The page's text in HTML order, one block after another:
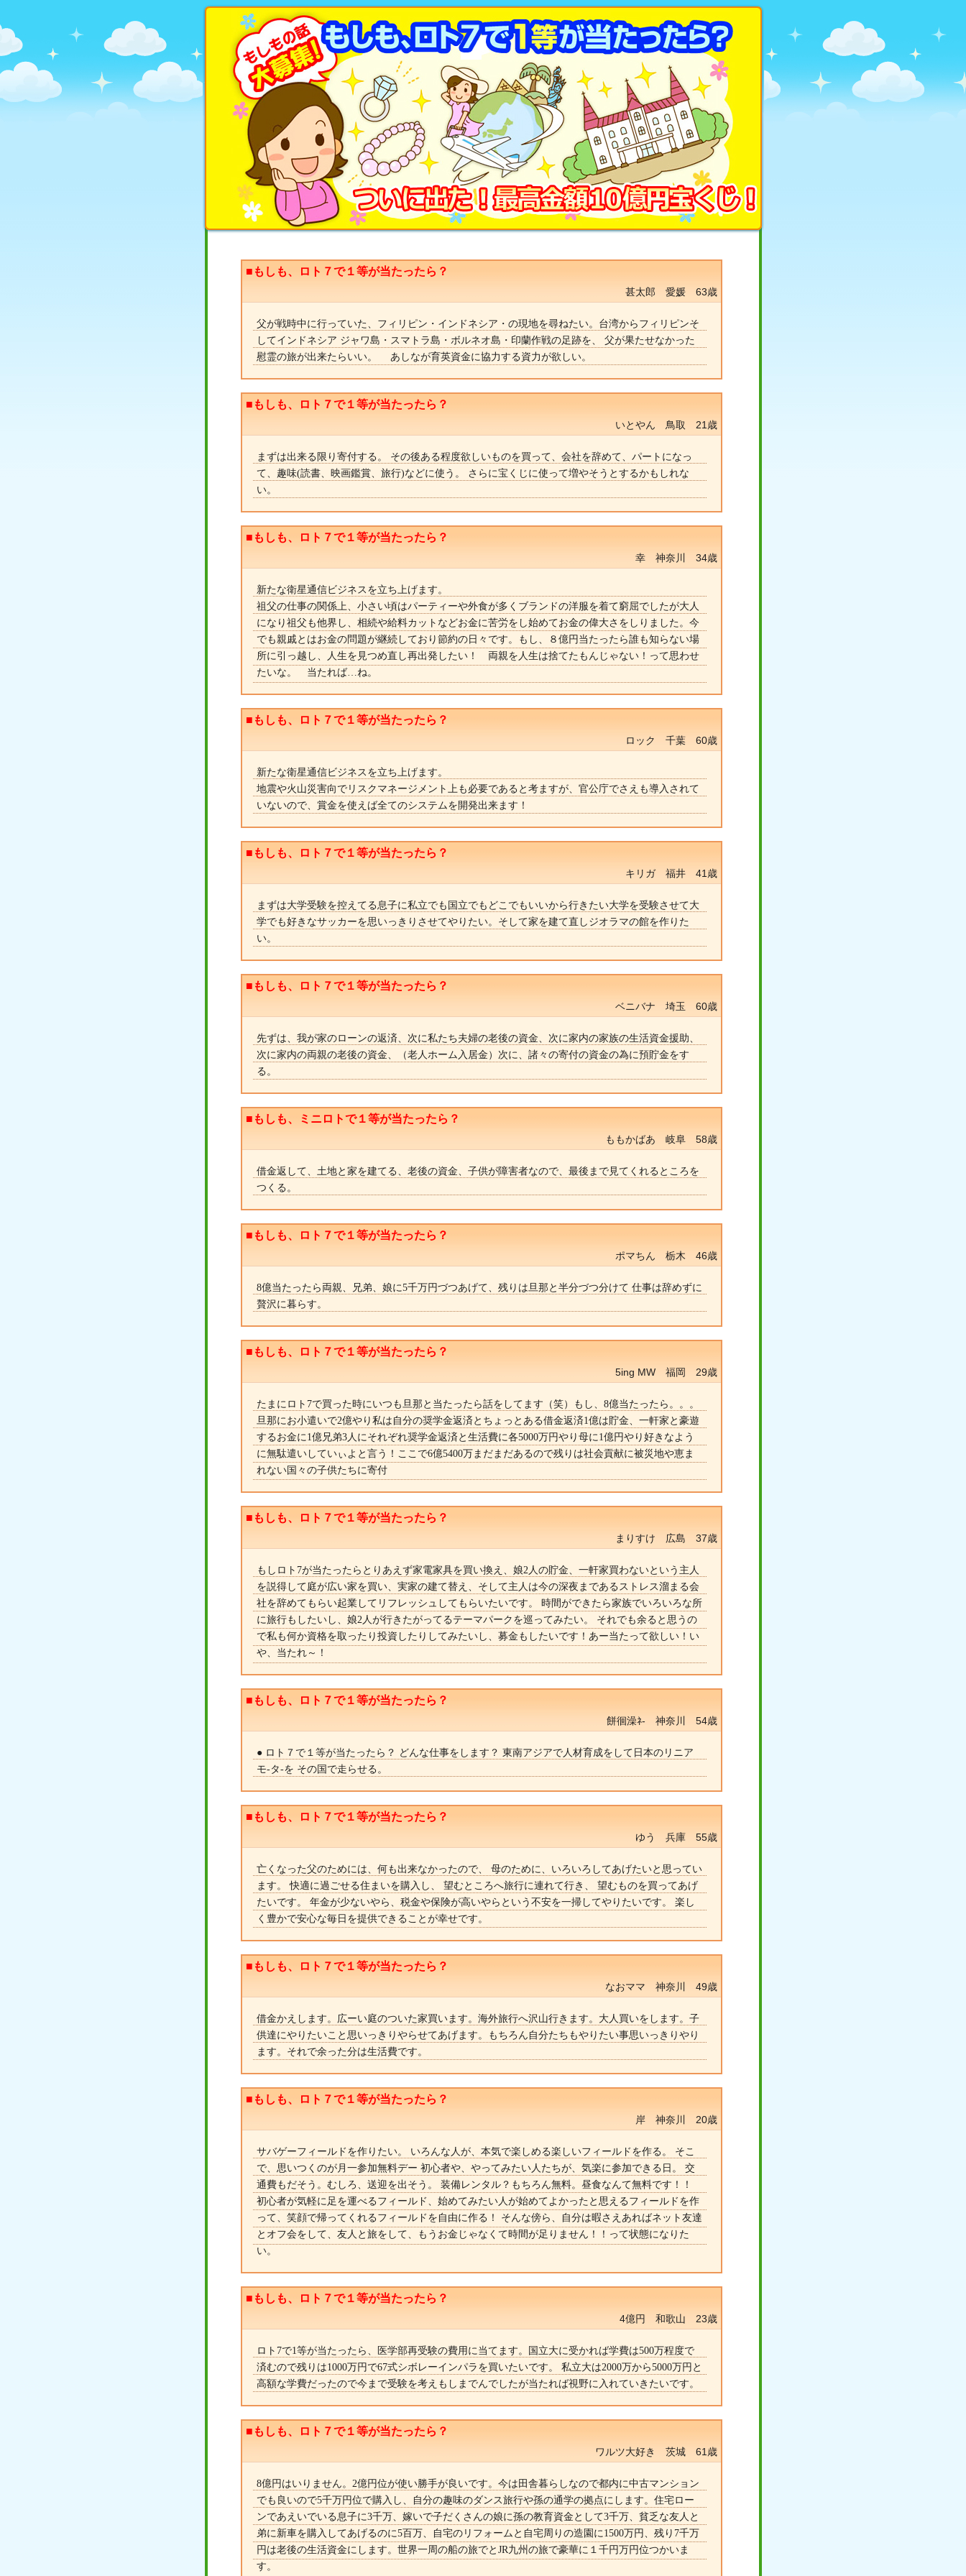
■もしも、ロト７で１等が当たったら？
甚太郎 愛媛 63歳
父が戦時中に行っていた、フィリピン・インドネシア・の現地を尋ねたい。台湾からフィリピンそ
してインドネシア ジャワ島・スマトラ島・ボルネオ島・印蘭作戦の足跡を、 父が果たせなかった
慰霊の旅が出来たらいい。 あしなが育英資金に協力する資力が欲しい。
■もしも、ロト７で１等が当たったら？
いとやん 鳥取 21歳
まずは出来る限り寄付する。 その後ある程度欲しいものを買って、会社を辞めて、パートになっ
て、趣味(読書、映画鑑賞、旅行)などに使う。 さらに宝くじに使って増やそうとするかもしれな
い。
■もしも、ロト７で１等が当たったら？
幸 神奈川 34歳
新たな衛星通信ビジネスを立ち上げます。
祖父の仕事の関係上、小さい頃はパーティーや外食が多くブランドの洋服を着て窮屈でしたが大人
になり祖父も他界し、相続や給料カットなどお金に苦労をし始めてお金の偉大さをしりました。今
でも親戚とはお金の問題が継続しており節約の日々です。もし、８億円当たったら誰も知らない場
所に引っ越し、人生を見つめ直し再出発したい！ 両親を人生は捨てたもんじゃない！って思わせ
たいな。 当たれば…ね。
■もしも、ロト７で１等が当たったら？
ロック 千葉 60歳
新たな衛星通信ビジネスを立ち上げます。
地震や火山災害向でリスクマネージメント上も必要であると考ますが、官公庁でさえも導入されて
いないので、賞金を使えば全てのシステムを開発出来ます！
■もしも、ロト７で１等が当たったら？
キリガ 福井 41歳
まずは大学受験を控えてる息子に私立でも国立でもどこでもいいから行きたい大学を受験させて大
学でも好きなサッカーを思いっきりさせてやりたい。そして家を建て直しジオラマの館を作りた
い。
■もしも、ロト７で１等が当たったら？
ベニバナ 埼玉 60歳
先ずは、我が家のローンの返済、次に私たち夫婦の老後の資金、次に家内の家族の生活資金援助、
次に家内の両親の老後の資金、（老人ホーム入居金）次に、諸々の寄付の資金の為に預貯金をす
る。
■もしも、ミニロトで１等が当たったら？
ももかばあ 岐阜 58歳
借金返して、土地と家を建てる、老後の資金、子供が障害者なので、最後まで見てくれるところを
つくる。
■もしも、ロト７で１等が当たったら？
ポマちん 栃木 46歳
8億当たったら両親、兄弟、娘に5千万円づつあげて、残りは旦那と半分づつ分けて 仕事は辞めずに
贅沢に暮らす。
■もしも、ロト７で１等が当たったら？
5ing MW 福岡 29歳
たまにロト7で買った時にいつも旦那と当たったら話をしてます（笑）もし、8億当たったら。。。
旦那にお小遣いで2億やり私は自分の奨学金返済とちょっとある借金返済1億は貯金、一軒家と豪遊
するお金に1億兄弟3人にそれぞれ奨学金返済と生活費に各5000万円やり母に1億円やり好きなよう
に無駄遣いしていぃよと言う！ここで6億5400万まだまだあるので残りは社会貢献に被災地や恵ま
れない国々の子供たちに寄付
■もしも、ロト７で１等が当たったら？
まりすけ 広島 37歳
もしロト7が当たったらとりあえず家電家具を買い換え、娘2人の貯金、一軒家買わないという主人
を説得して庭が広い家を買い、実家の建て替え、そして主人は今の深夜まであるストレス溜まる会
社を辞めてもらい起業してリフレッシュしてもらいたいです。 時間ができたら家族でいろいろな所
に旅行もしたいし、娘2人が行きたがってるテーマパークを巡ってみたい。 それでも余ると思うの
で私も何か資格を取ったり投資したりしてみたいし、募金もしたいです！あー当たって欲しい！い
や、当たれ～！
■もしも、ロト７で１等が当たったら？
餅徊澡ﾈ- 神奈川 54歳
● ロト７で１等が当たったら？ どんな仕事をします？ 東南アジアで人材育成をして日本のリニア
モ-タ-を その国で走らせる。
■もしも、ロト７で１等が当たったら？
ゆう 兵庫 55歳
亡くなった父のためには、何も出来なかったので、 母のために、いろいろしてあげたいと思ってい
ます。 快適に過ごせる住まいを購入し、 望むところへ旅行に連れて行き、 望むものを買ってあげ
たいです。 年金が少ないやら、税金や保険が高いやらという不安を一掃してやりたいです。 楽し
く豊かで安心な毎日を提供できることが幸せです。
■もしも、ロト７で１等が当たったら？
なおママ 神奈川 49歳
借金かえします。広ーい庭のついた家買います。海外旅行へ沢山行きます。大人買いをします。子
供達にやりたいこと思いっきりやらせてあげます。もちろん自分たちもやりたい事思いっきりやり
ます。それで余った分は生活費です。
■もしも、ロト７で１等が当たったら？
岸 神奈川 20歳
サバゲーフィールドを作りたい。 いろんな人が、本気で楽しめる楽しいフィールドを作る。 そこ
で、思いつくのが月一参加無料デー 初心者や、やってみたい人たちが、気楽に参加できる日。 交
通費もだそう。むしろ、送迎を出そう。 装備レンタル？もちろん無料。昼食なんて無料です！！
初心者が気軽に足を運べるフィールド、始めてみたい人が始めてよかったと思えるフィールドを作
って、笑顔で帰ってくれるフィールドを自由に作る！ そんな傍ら、自分は暇さえあればネット友達
とオフ会をして、友人と旅をして、もうお金じゃなくて時間が足りません！！って状態になりた
い。
■もしも、ロト７で１等が当たったら？
4億円 和歌山 23歳
ロト7で1等が当たったら、医学部再受験の費用に当てます。国立大に受かれば学費は500万程度で
済むので残りは1000万円で67式シボレーインパラを買いたいです。 私立大は2000万から5000万円と
高額な学費だったので今まで受験を考えもしまでんでしたが当たれば視野に入れていきたいです。
■もしも、ロト７で１等が当たったら？
ワルツ大好き 茨城 61歳
8億円はいりません。2億円位が使い勝手が良いです。今は田舎暮らしなので都内に中古マンション
でも良いので5千万円位で購入し、自分の趣味のダンス旅行や孫の通学の拠点にします。住宅ロー
ンであえいでいる息子に3千万、嫁いで子だくさんの娘に孫の教育資金として3千万、貧乏な友人と
弟に新車を購入してあげるのに5百万、自宅のリフォームと自宅周りの造園に1500万円、残り7千万
円は老後の生活資金にします。世界一周の船の旅でとJR九州の旅で豪華に１千円万円位つかいま
す。